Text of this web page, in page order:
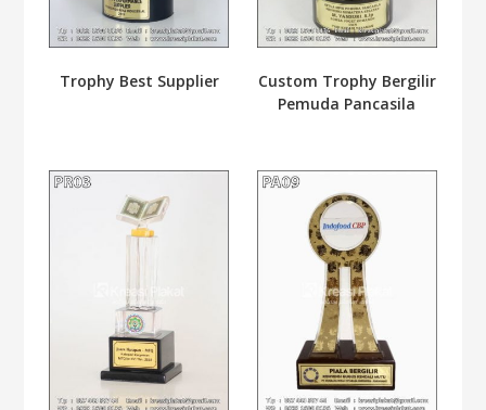
Trophy Best Supplier
Custom Trophy Bergilir
Pemuda Pancasila